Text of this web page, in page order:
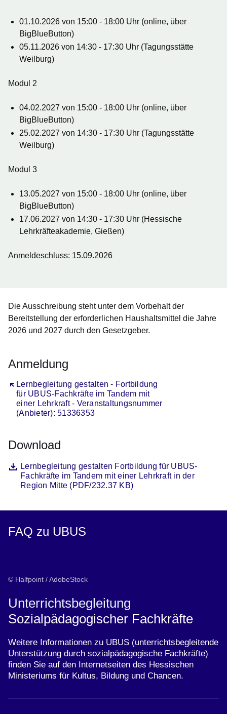
01.10.2026 von 15:00 - 18:00 Uhr (online, über
BigBlueButton)
05.11.2026 von 14:30 - 17:30 Uhr (Tagungsstätte
Weilburg)
Modul 2
04.02.2027 von 15:00 - 18:00 Uhr (online, über
BigBlueButton)
25.02.2027 von 14:30 - 17:30 Uhr (Tagungsstätte
Weilburg)
Modul 3
13.05.2027 von 15:00 - 18:00 Uhr (online, über
BigBlueButton)
17.06.2027 von 14:30 - 17:30 Uhr (Hessische
Lehrkräfteakademie, Gießen)
Anmeldeschluss: 15.09.2026
Die Ausschreibung steht unter dem Vorbehalt der
Bereitstellung der erforderlichen Haushaltsmittel die Jahre
2026 und 2027 durch den Gesetzgeber.
Anmeldung
Lernbegleitung gestalten - Fortbildung
für UBUS-Fachkräfte im Tandem mit
einer Lehrkraft - Veranstaltungsnummer
(Anbieter): 51336353
Öffnet sich in einem neuen Fenster
Download
DateiLernbegleitung gestalten Fortbildung für UBUS-
Fachkräfte im Tandem mit einer Lehrkraft in der
Region Mitte (PDF/232.37 KB)
Öffnet sich in einem neuen Fenster
FAQ zu UBUS
© Halfpoint / AdobeStock
Unterrichtsbegleitung
Sozialpädagogischer Fachkräfte
Weitere Informationen zu UBUS (unterrichtsbegleitende
Unterstützung durch sozialpädagogische Fachkräfte)
finden Sie auf den Internetseiten des Hessischen
Ministeriums für Kultus, Bildung und Chancen.